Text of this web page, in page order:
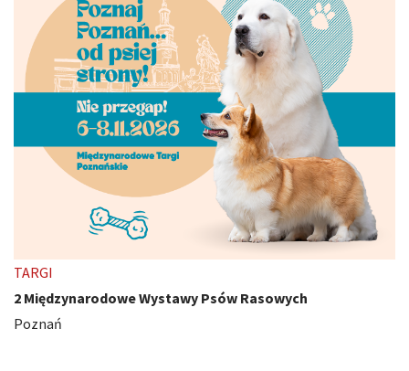
TARGI
2 Międzynarodowe Wystawy Psów Rasowych
Poznań